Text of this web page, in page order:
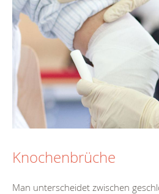
Knochenbrüche
Man unterscheidet zwischen